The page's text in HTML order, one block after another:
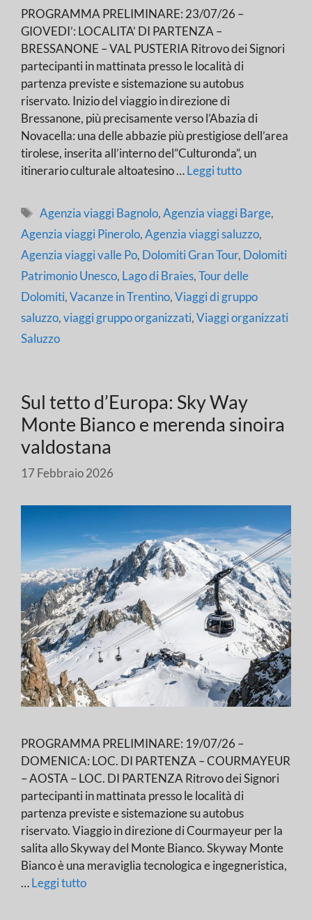
PROGRAMMA PRELIMINARE: 23/07/26 –
GIOVEDI’: LOCALITA’ DI PARTENZA –
BRESSANONE – VAL PUSTERIA Ritrovo dei Signori
partecipanti in mattinata presso le località di
partenza previste e sistemazione su autobus
riservato. Inizio del viaggio in direzione di
Bressanone, più precisamente verso l’Abazia di
Novacella: una delle abbazie più prestigiose dell’area
tirolese, inserita all’interno del”Culturonda”, un
itinerario culturale altoatesino …Leggi tutto
Tag
Agenzia viaggi Bagnolo,Agenzia viaggi Barge,
Agenzia viaggi Pinerolo,Agenzia viaggi saluzzo,
Agenzia viaggi valle Po, Dolomiti Gran Tour, Dolomiti
Patrimonio Unesco, Lago di Braies,Tour delle
Dolomiti,Vacanze in Trentino,Viaggi di gruppo
saluzzo,viaggi gruppo organizzati,Viaggi organizzati
Saluzzo
Sul tetto d’Europa: Sky Way
Monte Bianco e merenda sinoira
valdostana
17 Febbraio 2026
PROGRAMMA PRELIMINARE: 19/07/26 –
DOMENICA: LOC. DI PARTENZA – COURMAYEUR
– AOSTA – LOC. DI PARTENZA Ritrovo dei Signori
partecipanti in mattinata presso le località di
partenza previste e sistemazione su autobus
riservato. Viaggio in direzione di Courmayeur per la
salita allo Skyway del Monte Bianco. Skyway Monte
Bianco è una meraviglia tecnologica e ingegneristica,
…Leggi tutto